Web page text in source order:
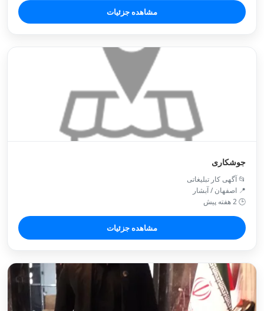
مشاهده جزئیات
جوشکاری
📂 آگهی کار تبلیغاتی
📍 اصفهان / آبشار
🕒 2 هفته پیش
مشاهده جزئیات